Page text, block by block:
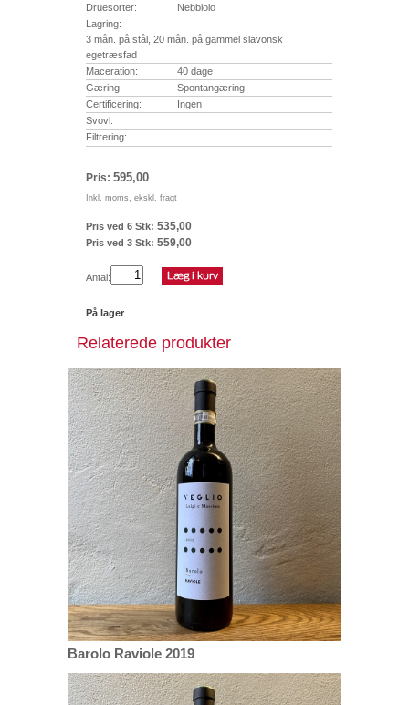
Druesorter:
Nebbiolo
Lagring:
3 mån. på stål, 20 mån. på gammel slavonsk
egetræsfad
Maceration:
40 dage
Gæring:
Spontangæring
Certificering:
Ingen
Svovl:
Filtrering:
Pris: 595,00
Inkl. moms, ekskl. fragt
Pris ved 6 Stk: 535,00
Pris ved 3 Stk: 559,00
Antal:
På lager
Relaterede produkter
Barolo Raviole 2019